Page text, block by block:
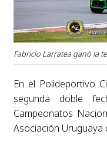
Fabricio Larratea ganó la
En el Polideportivo
segunda doble
Campeonatos
Asociación Uruguaya